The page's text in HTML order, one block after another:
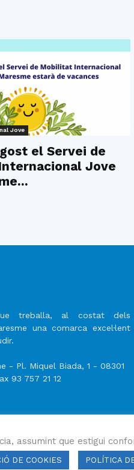
Jove
el Servei de
Jove
treballa, al costat dels
una comarca excel·lent
- Pl. Miquel Biada, 1 - 08301
93 757 21 12
assumint que estigui
DE COOKIES POLÍTICA